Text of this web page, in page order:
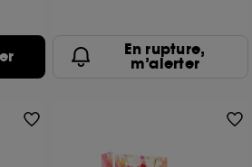
En rupture,
m’alerter